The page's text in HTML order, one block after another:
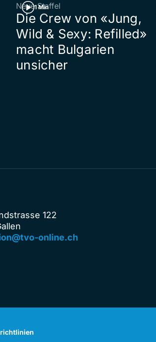
1 Min
Neue Staffel
Die Crew von «Jung,
Wild & Sexy: Refilled»
macht Bulgarien
unsicher
122
online.ch